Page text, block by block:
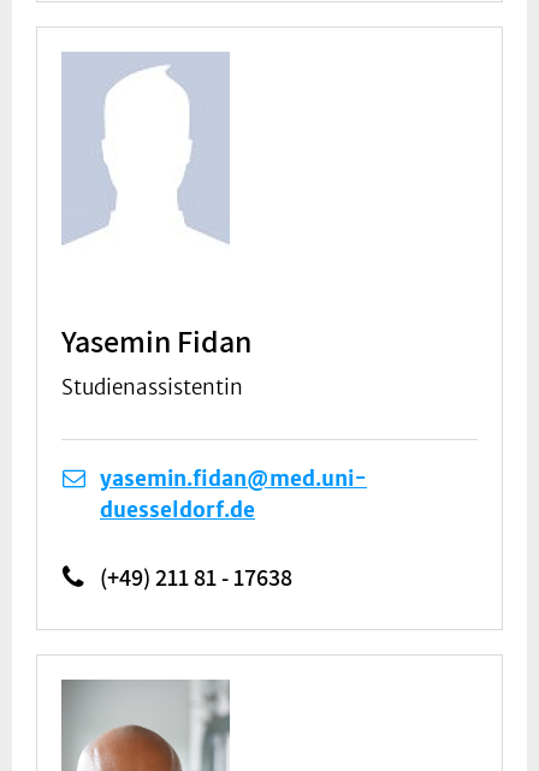
Yasemin Fidan
Studienassistentin
yasemin.fidan@med.uni-
duesseldorf.de
(+49) 211 81 - 17638